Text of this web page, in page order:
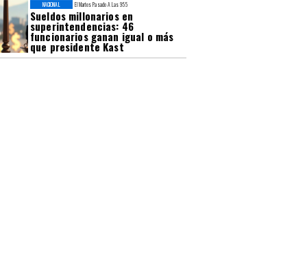
El Martes Pasado A Las 9:55
Sueldos millonarios en
superintendencias: 46
funcionarios ganan igual o más
que presidente Kast
NACIONAL